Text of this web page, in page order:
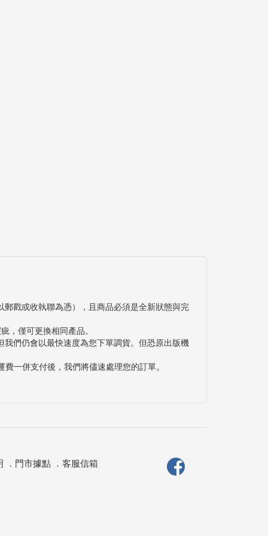
戳或收執聯為憑），且商品必須是全新狀態與完
，僅可更換相同產品。
們仍會以最快速度為您下單調貨。但恐原出版機
一併支付後，我們將儘速處理您的訂單。
． 門市據點． 客服信箱